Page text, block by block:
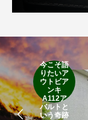
今こそ語
りたいア
ウトビア
ンキ
A112ア
バルトと
いう奇跡